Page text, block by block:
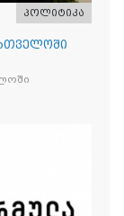
პოლიტიკა